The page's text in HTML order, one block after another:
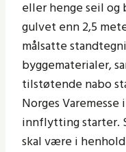
eller henge seil og
gulvet enn 2,5
målsatte
byggematerialer,
tilstøtende nabo
Norges
innflytting starter.
skal være i